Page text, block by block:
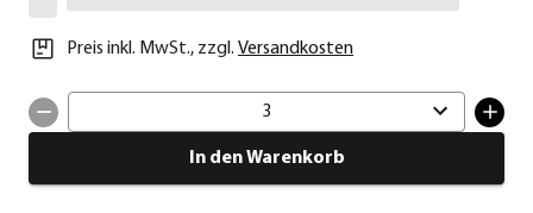
Preis inkl. MwSt., zzgl. Versandkosten
3
In den Warenkorb